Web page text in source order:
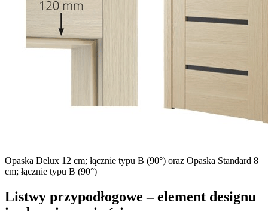
Opaska Delux 12 cm​; łącznie typu B (90°) oraz Opaska Standard 8
cm​; łącznie typu B (90°)
Listwy przypodłogowe – element designu